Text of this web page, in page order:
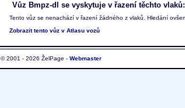
Vůz Bmpz-dl se vyskytuje v řazení těchto vlaků:
Tento vůz se nenachází v řazení žádného z vlaků. Hledání
Zobrazit tento vůz v Atlasu vozů
© 2001 - 2026 ŽelPage - Webmaster